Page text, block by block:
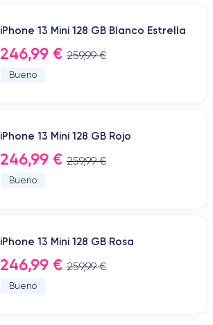
iPhone 13 Mini 128 GB Blanco Estrella
246,99 € 259,99 €
Bueno
iPhone 13 Mini 128 GB Rojo
246,99 € 259,99 €
Bueno
iPhone 13 Mini 128 GB Rosa
246,99 € 259,99 €
Bueno